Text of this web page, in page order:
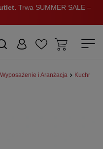
Trwa SUMMER SALE –
Wyposażenie i Aranżacja Kuchnia i